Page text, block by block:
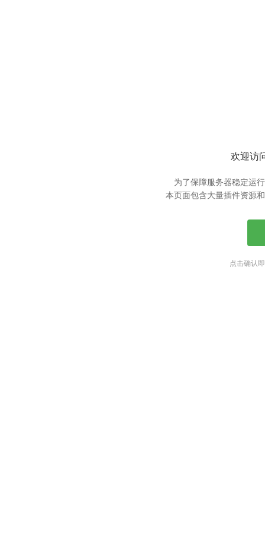
欢迎访
为了保障服务器稳定运
本页面包含大量插件资源
点击确认